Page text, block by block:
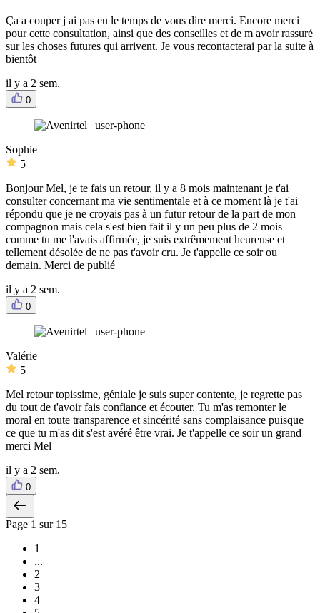
Ça a couper j ai pas eu le temps de vous dire merci. Encore merci
pour cette consultation, ainsi que des conseilles et de m avoir rassuré
sur les choses futures qui arrivent. Je vous recontacterai par la suite à
bientôt
il y a 2 sem.
0
Sophie
5
Bonjour Mel, je te fais un retour, il y a 8 mois maintenant je t'ai
consulter concernant ma vie sentimentale et à ce moment là je t'ai
répondu que je ne croyais pas à un futur retour de la part de mon
compagnon mais cela s'est bien fait il y un peu plus de 2 mois
comme tu me l'avais affirmée, je suis extrêmement heureuse et
tellement désolée de ne pas t'avoir cru. Je t'appelle ce soir ou
demain. Merci de publié
il y a 2 sem.
0
Valérie
5
Mel retour topissime, géniale je suis super contente, je regrette pas
du tout de t'avoir fais confiance et écouter. Tu m'as remonter le
moral en toute transparence et sincérité sans complaisance puisque
ce que tu m'as dit s'est avéré être vrai. Je t'appelle ce soir un grand
merci Mel
il y a 2 sem.
0
Page 1 sur 15
1
...
2
3
4